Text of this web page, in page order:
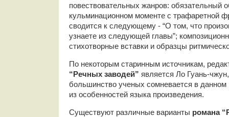
повествовательных жанров: обязательный
кульминационном моменте с трафаретной
сводится к следующему - “О том, что
узнаете из следующей главы”;
стихотворные вставки и образцы
По некоторым старинным источникам,
“Речных заводей” является Ло Гуань-
большинство ученых сомневается в
из особенностей языка произведения.
Существуют различные варианты романа